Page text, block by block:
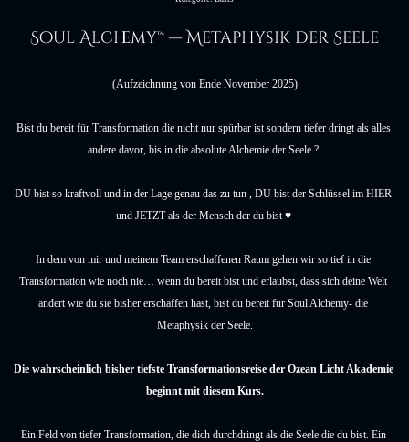
Soul Alchemy™ — Metaphysik der Seele
(Aufzeichnung von Ende November 2025)
Bist du bereit für Transformation die nicht nur spürbar ist sondern tiefer dringt als alles
andere davor, bis in die absolute Alchemie der Seele ?
DU bist so kraftvoll und in der Lage genau das zu tun , DU bist der Schlüssel im HIER
und JETZT als der Mensch der du bist ♥️
In dem von mir und meinem Team erschaffenen Raum gehen wir so tief in die
Transformation wie noch nie… wenn du bereit bist und erlaubst, dass sich deine Welt
ändert wie du sie bisher erschaffen hast, bist du bereit für Soul Alchemy- die
Metaphysik der Seele.
Die wahrscheinlich bisher tiefste Transformationsreise der Ozean Licht Akademie
beginnt mit diesem Kurs.
Ein Feld von tiefer Transformation, die dich durchdringt als die Seele die du bist. Ein